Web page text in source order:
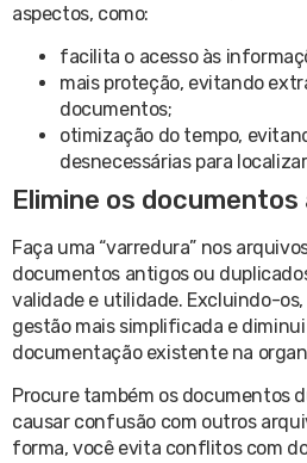
aspectos, como:
facilita o acesso às
mais proteção, evitando
documentos;
otimização do tempo,
desnecessárias para
Elimine os
Faça uma “varredura” nos
documentos antigos ou
validade e utilidade. Excluindo-
gestão mais simplificada e
documentação existente na
Procure também os documentos
causar confusão com outros
forma, você evita conflitos com